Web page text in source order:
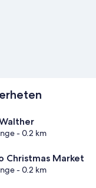
- 0.2 km
Christmas Market
- 0.2 km